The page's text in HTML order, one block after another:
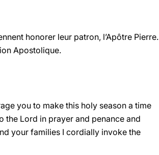
honorer leur patron, l’Apôtre Pierre.
Apostolique.
you to make this holy season a time
the Lord in prayer and penance and
your families I cordially invoke the